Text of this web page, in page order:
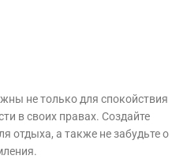
не только для спокойствия
в своих правах. Создайте
отдыха, а также не забудьте о